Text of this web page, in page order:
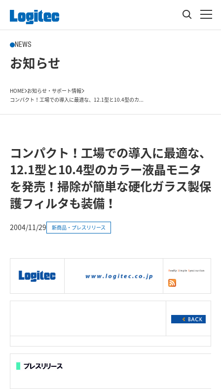
NEWS
お知らせ
HOME お知らせ・サポート情報
コンパクト！工場での導入に最適な、12.1型と10.4型のカ...
コンパクト！工場での導入に最適な、
12.1型と10.4型のカラー液晶モニタ
を発売！掃除が簡単な硬化ガラス製保
護フィルタも装備！
2004/11/29 新商品・プレスリリース